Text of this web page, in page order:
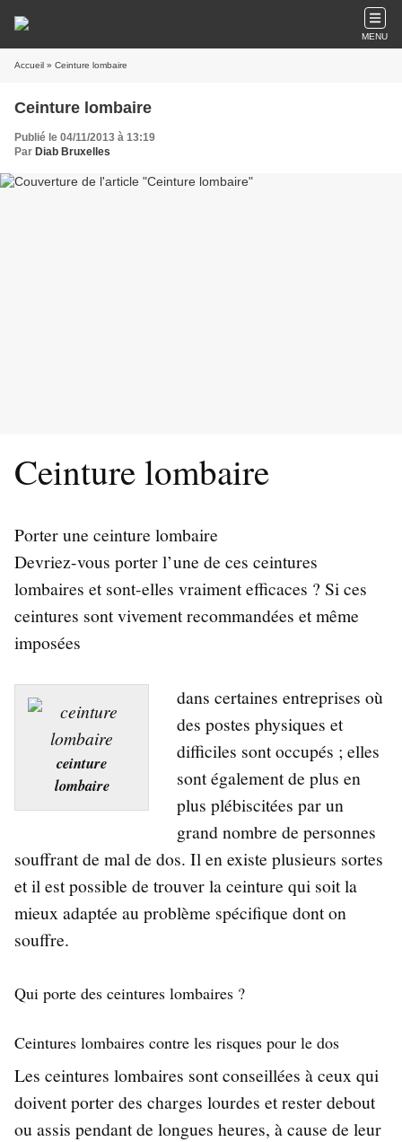
MENU
Accueil » Ceinture lombaire
Ceinture lombaire
Publié le 04/11/2013 à 13:19
Par Diab Bruxelles
Ceinture lombaire
Porter une ceinture lombaire
Devriez-vous porter l’une de ces ceintures
lombaires et sont-elles vraiment efficaces ? Si ces
ceintures sont vivement recommandées et même
imposées
ceinture
lombaire
dans certaines entreprises où
des postes physiques et
difficiles sont occupés ; elles
sont également de plus en
plus plébiscitées par un
grand nombre de personnes
souffrant de mal de dos. Il en existe plusieurs sortes
et il est possible de trouver la ceinture qui soit la
mieux adaptée au problème spécifique dont on
souffre.
Qui porte des ceintures lombaires ?
Ceintures lombaires contre les risques pour le dos
Les ceintures lombaires sont conseillées à ceux qui
doivent porter des charges lourdes et rester debout
ou assis pendant de longues heures, à cause de leur